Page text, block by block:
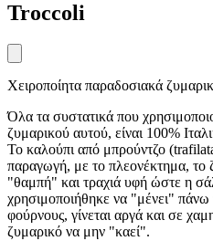
Troccoli
Χειροποίητα παραδοσιακά
Όλα τα συστατικά που
ζυμαρικού αυτού, είναι 100%
Το καλούπι από μπρούντζο
παραγωγή, με το πλεονέκτημα, το
"θαμπή" και τραχιά υφή ώστε η
χρησιμοποιήθηκε να "μένει"
φούρνους, γίνεται αργά και σε
ζυμαρικό να μην "καεί".